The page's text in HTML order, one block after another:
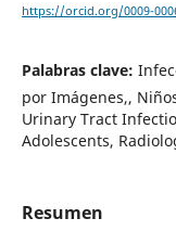
https://orcid.org/0009-
Palabras clave:
por Imágenes,,
Urinary Tract
Adolescents,
Resumen